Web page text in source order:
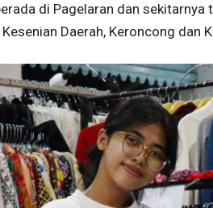
di Pagelaran dan
Daerah, Keroncong dan